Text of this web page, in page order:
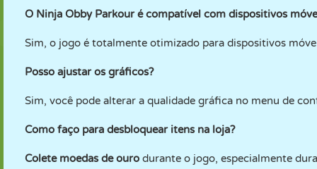
O Ninja Obby Parkour é compatível com dispositivos
Sim, o jogo é totalmente otimizado para dispositivos
Posso ajustar os gráficos?
Sim, você pode alterar a qualidade gráfica no menu de
Como faço para desbloquear itens na loja?
Colete moedas de ouro durante o jogo, especialmente